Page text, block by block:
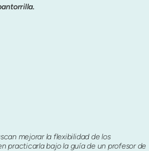
mejorar la flexibilidad de los
practicarla bajo la guía de un profesor de